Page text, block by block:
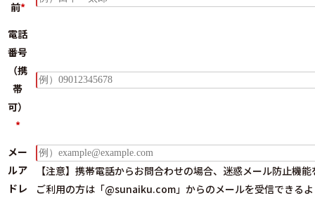
前*
電話
番号
（携
帯
可）
*
メー
ルア
ドレ
【注意】携帯電話からお問合わせの場合、迷惑メール防止機能
ご利用の方は 「@sunaiku.com」からのメールを受信できる